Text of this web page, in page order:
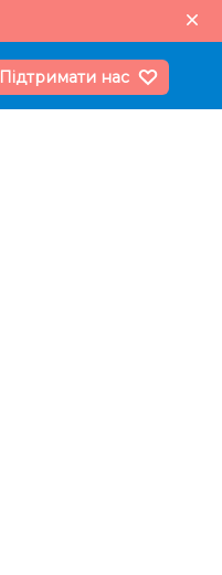
Підтримати нас